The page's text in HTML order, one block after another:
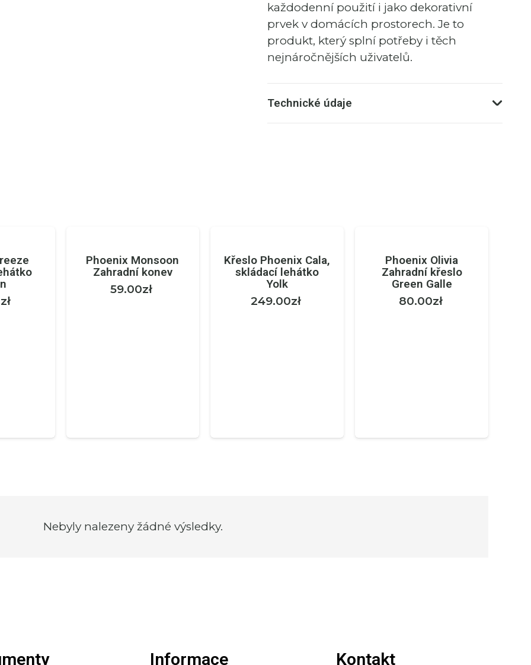
každodenní použití i jako dekorativní
prvek v domácích prostorech. Je to
produkt, který splní potřeby i těch
nejnáročnějších uživatelů.
Technické údaje
zł
Phoenix Monsoon
Zahradní konev
59.00zł
Křeslo Phoenix Cala,
skládací lehátko
Yolk
249.00zł
Phoenix Olivia
Zahradní křeslo
Green Galle
80.00zł
Nebyly nalezeny žádné výsledky.
Informace Kontakt